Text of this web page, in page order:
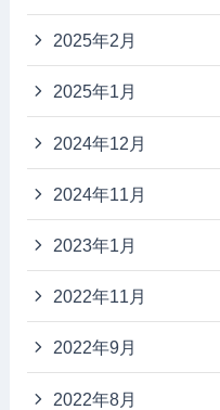
2025年2月
2025年1月
2024年12月
2024年11月
2023年1月
2022年11月
2022年9月
2022年8月